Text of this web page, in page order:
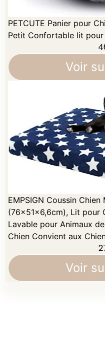
PETCUTE Panier pour
Petit Confortable lit pour
Voir
EMPSIGN Coussin
(76x51x6,6cm), Lit pour
Lavable pour Animaux
Chien Convient aux
Voir